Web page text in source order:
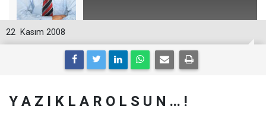
22 Kasım 2008
Y A Z I K L A R O L S U N ... !